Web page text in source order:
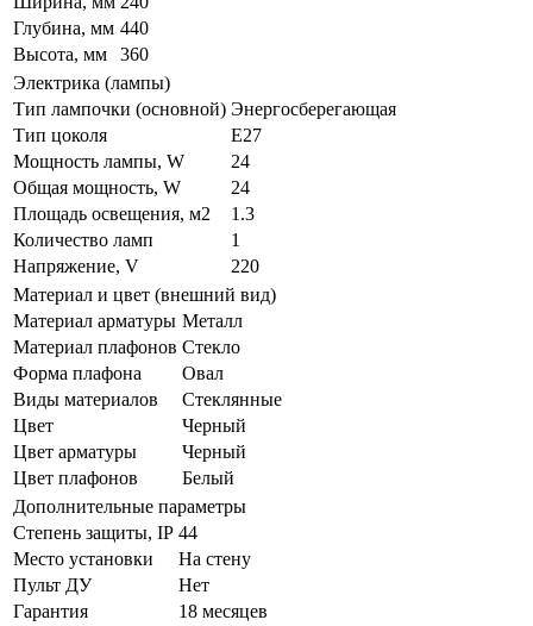
Глубина, мм 440
Высота, мм
360
Электрика (лампы)
Тип лампочки (основной) Энергосберегающая
Тип цоколя
E27
Мощность лампы, W
24
Общая мощность, W
24
Площадь освещения, м2
1.3
Количество ламп
1
Напряжение, V
220
Материал и цвет (внешний вид)
Материал арматуры Металл
Материал плафонов Стекло
Форма плафона
Овал
Виды материалов
Стеклянные
Цвет
Черный
Цвет арматуры
Черный
Цвет плафонов
Белый
Дополнительные параметры
Степень защиты, IP 44
Место установки
На стену
Пульт ДУ
Нет
Гарантия
18 месяцев